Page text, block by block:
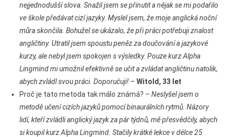
nejjednodušší slova. Snažil jsem se přinutit a nějak se mi podařilo
ve škole předávat cizí jazyky. Myslel jsem, že moje anglická noční
můra skončila. Bohužel se ukázalo, že při práci potřebuji znalost
angličtiny. Utratil jsem spoustu peněz za doučování a jazykové
kurzy, ale nebyl jsem spokojen s výsledky. Pouze kurz Alpha
Lingmind mi umožnil efektivně se učit a zvládat angličtinu natolik,
abych zvládl svou práci. Doporučuji!– Witold, 33 let
Proč je tato metoda tak málo známá? – Neslyšel jsem o
metodě učení cizích jazyků pomocí binaurálních rytmů. Názory
lidí, kteří zvládli anglický jazyk za pár týdnů, mě přesvědčily, abych
si koupil kurz Alpha Lingmind. Stačily krátké lekce v délce 25